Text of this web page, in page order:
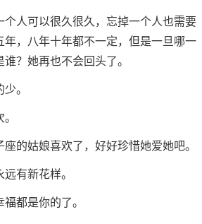
个人可以很久很久，忘掉一个人也需要
年，八年十年都不一定，但是一旦哪一
？她再也不会回头了。
。
的姑娘喜欢了，好好珍惜她爱她吧。
有新花样。
都是你的了。